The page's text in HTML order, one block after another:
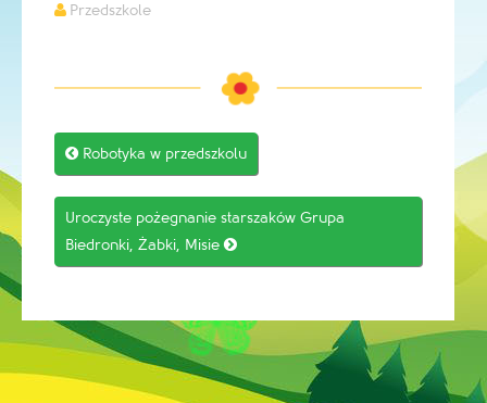
Przedszkole
Post
navigation
 Robotyka w przedszkolu
Uroczyste pożegnanie starszaków Grupa
Biedronki, Żabki, Misie 